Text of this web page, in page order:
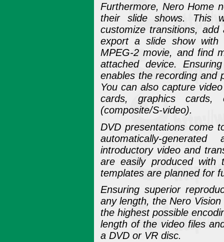
Furthermore, Nero Home
their slide shows. This
customize transitions,
export a slide show with
MPEG-2 movie, and find
attached device.
enables the recording and
You can also capture
cards, graphics cards,
(composite/S-video).
DVD presentations come
automatically-
introductory video and
are easily produced with
templates are planned for
Ensuring superior
any length, the Nero Vision
the highest possible
length of the video files
a DVD or VR disc.